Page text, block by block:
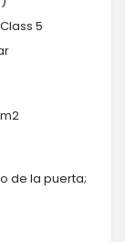
5
de la puerta;